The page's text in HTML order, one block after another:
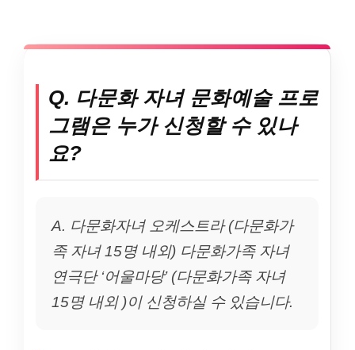
Q. 다문화 자녀 문화예술 프로
그램은 누가 신청할 수 있나
요?
A. 다문화자녀 오케스트라 (다문화가
족 자녀 15명 내외) 다문화가족 자녀
연극단 ‘어울마당’ (다문화가족 자녀
15명 내외 )이 신청하실 수 있습니다.